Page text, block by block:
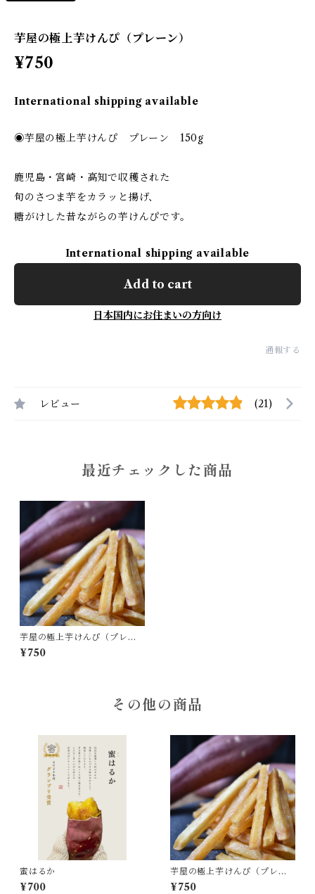
芋屋の極上芋けんぴ（プレーン）
¥750
International shipping available
◉芋屋の極上芋けんぴ プレーン 150g
鹿児島・宮崎・高知で収穫された
旬のさつま芋をカラッと揚げ、
糖がけした昔ながらの芋けんぴです。
International shipping available
Add to cart
日本国内にお住まいの方向け
通報する
レビュー (21)
最近チェックした商品
芋屋の極上芋けんぴ（プレー
ン）
¥750
その他の商品
蜜はるか
¥700
芋屋の極上芋けんぴ（プレー
ン）
¥750